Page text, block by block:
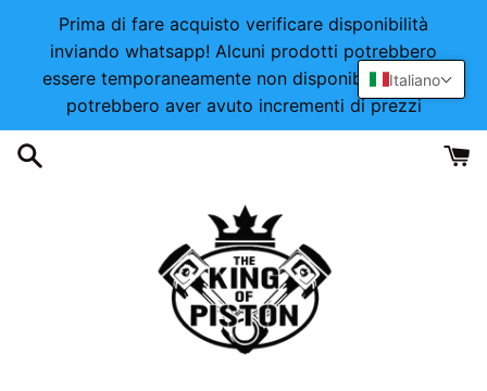
Italiano
direttamente
Prima di fare acquisto verificare disponibilità
inviando whatsapp! Alcuni prodotti potrebbero
essere temporaneamente non disponibili o alcuni
potrebbero aver avuto incrementi di prezzi